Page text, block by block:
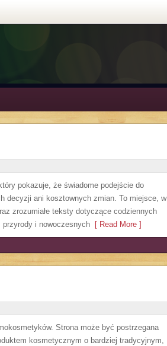
pokazuje, że świadome podejście do
decyzji ani kosztownych zmian. To miejsce, w
zrozumiałe teksty dotyczące codziennych
przyrody i nowoczesnych [ Read More ]
Strona może być postrzegana
kosmetycznym o bardziej tradycyjnym,